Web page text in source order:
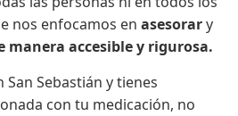
nos enfocamos enasesorary
manera accesible y rigurosa.
San Sebastián y tienes
con tu medicación, no